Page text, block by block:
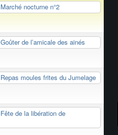
Marché nocturne n°2
Goûter de l’amicale des ainés
Repas moules frites du Jumelage
Fête de la libération de